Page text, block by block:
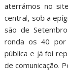
aterrámos no
central, sob a
são de
ronda os 40 por
pública e já foi
de comunicação.